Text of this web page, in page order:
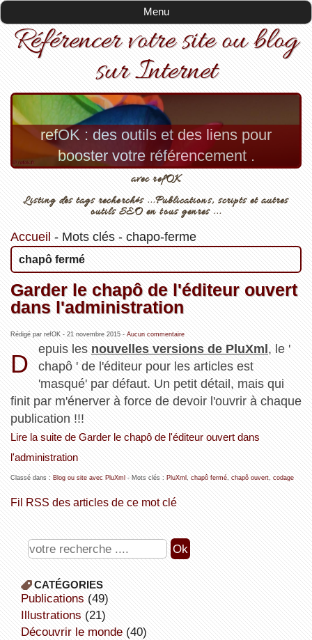
Menu
Référencer votre site ou blog
sur Internet
refOK : des outils et des liens pour
booster votre référencement .
avec refOK
Listing des tags recherchés ...Publications, scripts et autres
outils SEO en tous genres ...
Accueil - Mots clés- chapo-ferme
chapô fermé
Garder le chapô de l'éditeur ouvert
dans l'administration
Rédigé par refOK - 21 novembre 2015- Aucun commentaire
D
epuis les nouvelles versions de PluXml, le '
chapô ' de l'éditeur pour les articles est
'masqué' par défaut. Un petit détail, mais qui
finit par m'énerver à force de devoir l'ouvrir à chaque
publication !!!
Lire la suite de Garder le chapô de l'éditeur ouvert dans
l'administration
Classé dans : Blog ou site avec PluXml - Mots clés : PluXml chapô fermé, chapô ouvert, codage
Fil RSS des articles de ce mot clé
CATÉGORIES
publications (49)
illustrations (21)
découvrir le monde(40)